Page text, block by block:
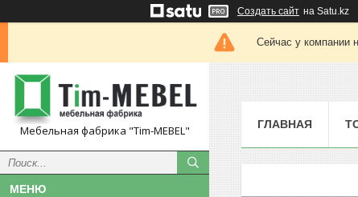
Создать сайт на Satu.kz
Сейчас у компании
Мебельная фабрика "Tim-MEBEL" ГЛАВНАЯ